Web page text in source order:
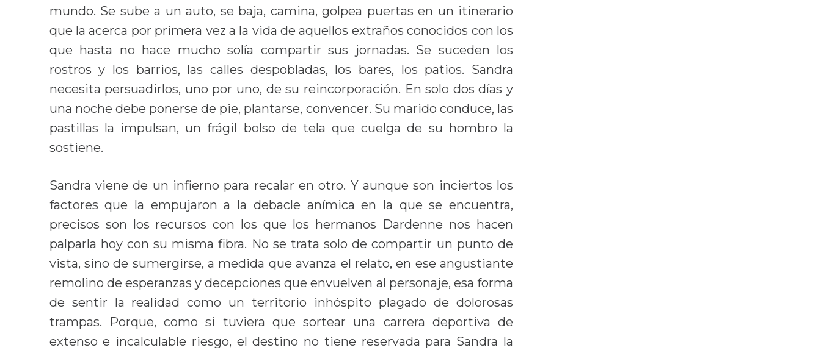
mundo. Se sube a un auto, se baja, camina, golpea puertas en un itinerario
que la acerca por primera vez a la vida de aquellos extraños conocidos con los
que hasta no hace mucho solía compartir sus jornadas. Se suceden los
rostros y los barrios, las calles despobladas, los bares, los patios. Sandra
necesita persuadirlos, uno por uno, de su reincorporación. En solo dos días y
una noche debe ponerse de pie, plantarse, convencer. Su marido conduce, las
pastillas la impulsan, un frágil bolso de tela que cuelga de su hombro la
sostiene.
Sandra viene de un infierno para recalar en otro. Y aunque son inciertos los
factores que la empujaron a la debacle anímica en la que se encuentra,
precisos son los recursos con los que los hermanos Dardenne nos hacen
palparla hoy con su misma fibra. No se trata solo de compartir un punto de
vista, sino de sumergirse, a medida que avanza el relato, en ese angustiante
remolino de esperanzas y decepciones que envuelven al personaje, esa forma
de sentir la realidad como un territorio inhóspito plagado de dolorosas
trampas. Porque, como si tuviera que sortear una carrera deportiva de
extenso e incalculable riesgo, el destino no tiene reservada para Sandra la